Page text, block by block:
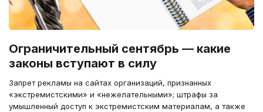
Ограничительный сентябрь — какие
законы вступают в силу
Запрет рекламы на сайтах организаций, признанных
«экстремистскими» и «нежелательными»; штрафы за
умышленный доступ к экстремистским материалам, а также